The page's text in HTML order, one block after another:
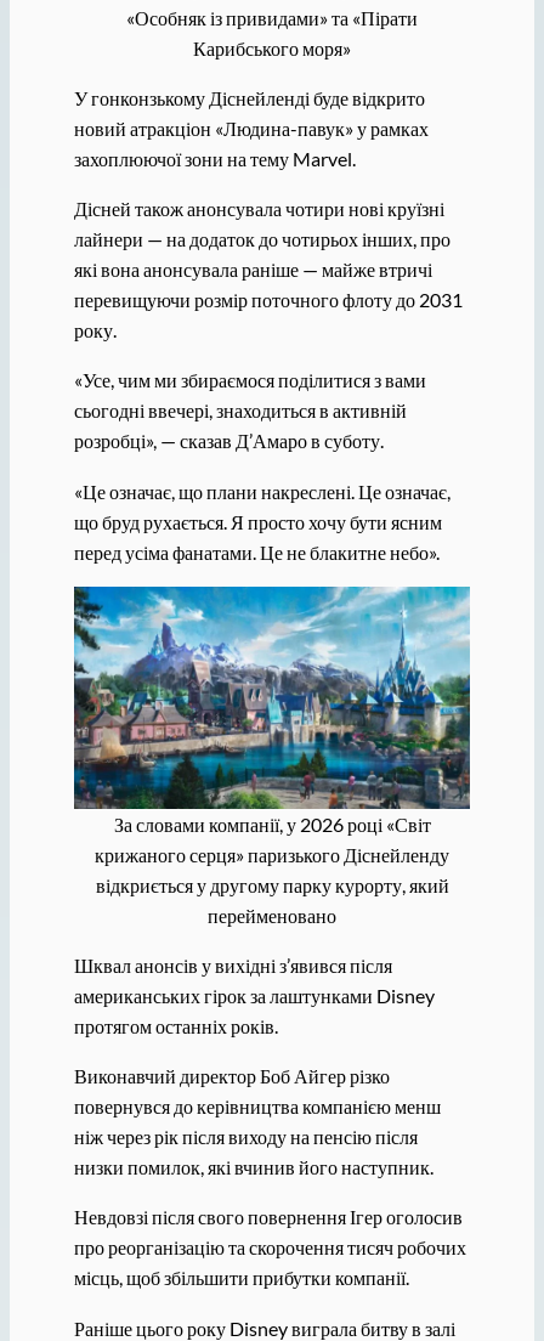
«Особняк із привидами» та «Пірати
Карибського моря»
У гонконзькому Діснейленді буде відкрито
новий атракціон «Людина-павук» у рамках
захоплюючої зони на тему Marvel.
Дісней також анонсувала чотири нові круїзні
лайнери — на додаток до чотирьох інших, про
які вона анонсувала раніше — майже втричі
перевищуючи розмір поточного флоту до 2031
року.
«Усе, чим ми збираємося поділитися з вами
сьогодні ввечері, знаходиться в активній
розробці», — сказав Д’Амаро в суботу.
«Це означає, що плани накреслені. Це означає,
що бруд рухається. Я просто хочу бути ясним
перед усіма фанатами. Це не блакитне небо».
За словами компанії, у 2026 році «Світ
крижаного серця» паризького Діснейленду
відкриється у другому парку курорту, який
перейменовано
Шквал анонсів у вихідні з’явився після
американських гірок за лаштунками Disney
протягом останніх років.
Виконавчий директор Боб Айгер різко
повернувся до керівництва компанією менш
ніж через рік після виходу на пенсію після
низки помилок, які вчинив його наступник.
Невдовзі після свого повернення Ігер оголосив
про реорганізацію та скорочення тисяч робочих
місць, щоб збільшити прибутки компанії.
Раніше цього року Disney виграла битву в залі